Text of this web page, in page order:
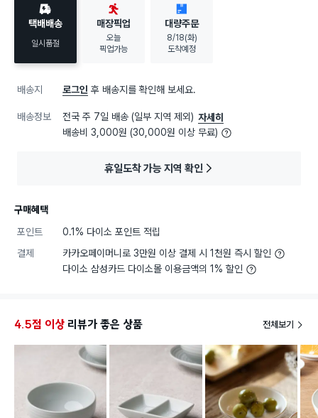
택배배송
일시품절
매장픽업
오늘
픽업가능
대량주문
8/18(화)
도착예정
배송지 로그인 후 배송지를 확인해 보세요.
배송정보 전국 주 7일 배송 (일부 지역 제외) 자세히
배송비 3,000원 (30,000원 이상 무료)
휴일도착 가능 지역 확인
구매혜택
포인트
0.1% 다이소 포인트 적립
결제
카카오페이머니로 3만원 이상 결제 시 1천원 즉시 할인
다이소 삼성카드 다이소몰 이용금액의 1% 할인
4.5점 이상 리뷰가 좋은 상품 전체보기